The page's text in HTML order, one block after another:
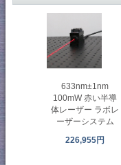
633nm±1nm
100mW 赤い半導
体レーザー ラボレ
ーザーシステム
226,955円